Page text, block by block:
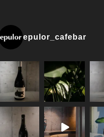
epulor_cafebar